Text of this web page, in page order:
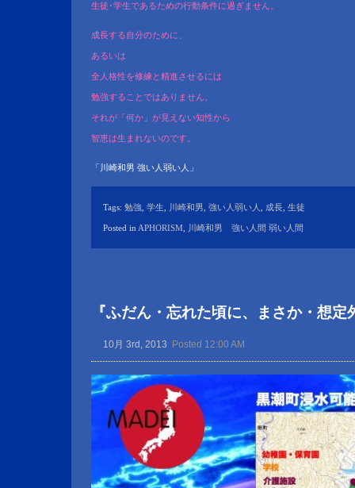
生徒･学生であるための行動条件に過ぎません。
成長する自分のために、
あるいは
全人格性を修練と精進させるには
勉強することではありません。
それが「何か」が見えない知性から
智恵は生まれないのです。
「川崎和男 強い人弱い人」
Tags: 勉強 学生 川崎和男 強い人弱い人 成長 生徒
Posted in APHORISM 川崎和男 強い人間 弱い人間
『ふだん・忘れた頃に、まさか・想
10月 3rd, 2013 Posted 12:00 AM